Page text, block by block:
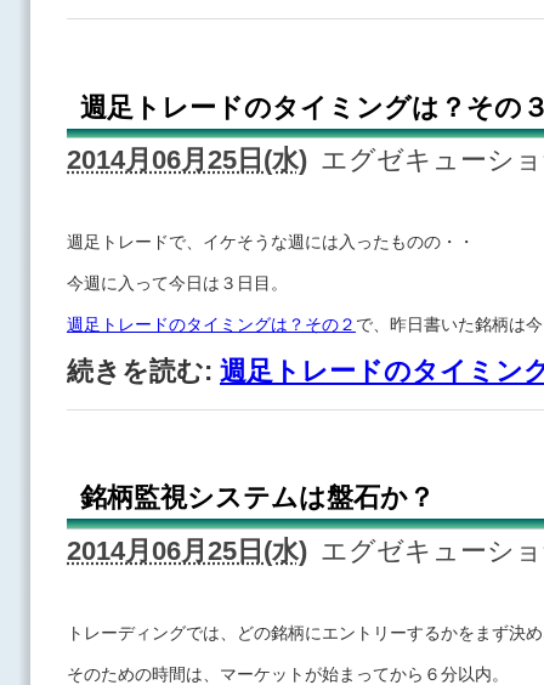
週足トレードのタイミングは？その
2014月06月25日(水) エグゼキューシ
週足トレードで、イケそうな週には入ったものの・・
今週に入って今日は３日目。
週足トレードのタイミングは？その２ で、昨日書いた銘柄は
続きを読む: 週足トレードのタイミン
銘柄監視システムは盤石か？
2014月06月25日(水) エグゼキューシ
トレーディングでは、どの銘柄にエントリーするかをまず決
そのための時間は、マーケットが始まってから６分以内。